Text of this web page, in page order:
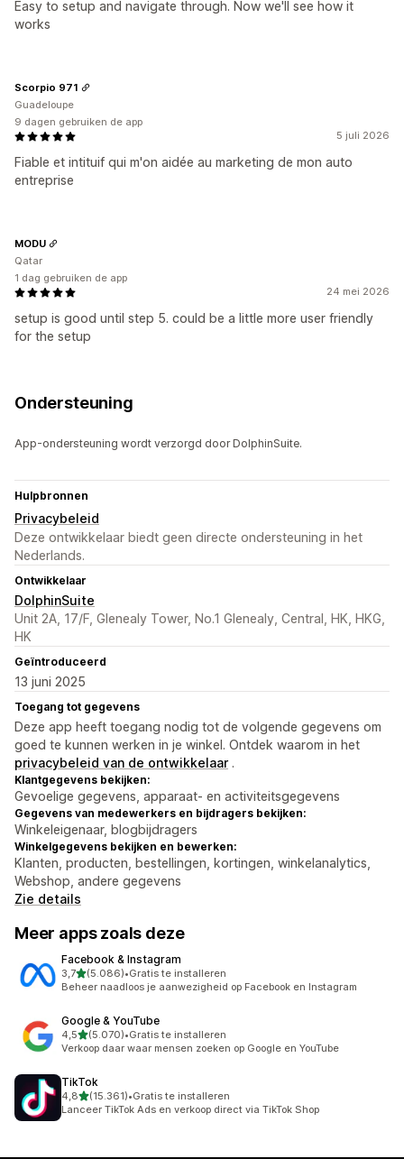
Easy to setup and navigate through. Now we'll see how it
works
5 juli 2026
Fiable et intituif qui m'on aidée au marketing de mon auto
entreprise
Scorpio 971
Guadeloupe
9 dagen gebruiken de app
24 mei 2026
setup is good until step 5. could be a little more user friendly
for the setup
MODU
Qatar
1 dag gebruiken de app
Ondersteuning
App-ondersteuning wordt verzorgd door DolphinSuite.
Hulpbronnen
Privacybeleid
Deze ontwikkelaar biedt geen directe ondersteuning in het
Nederlands.
Ontwikkelaar
DolphinSuite
Unit 2A, 17/F, Glenealy Tower, No.1 Glenealy, Central, HK, HKG,
HK
Geïntroduceerd
13 juni 2025
Toegang tot gegevens
Deze app heeft toegang nodig tot de volgende gegevens om
goed te kunnen werken in je winkel. Ontdek waarom in het
privacybeleid van de ontwikkelaar .
Klantgegevens bekijken:
Gevoelige gegevens, apparaat- en activiteitsgegevens
Gegevens van medewerkers en bijdragers bekijken:
Winkeleigenaar, blogbijdragers
Winkelgegevens bekijken en bewerken:
Klanten, producten, bestellingen, kortingen, winkelanalytics,
Webshop, andere gegevens
Zie details
Meer apps zoals deze
Facebook & Instagram
3,7van 5 sterren
(5.086)
5086 recensies in totaal
•Gratis te installeren
Beheer naadloos je aanwezigheid op Facebook en Instagram
Google & YouTube
4,5van 5 sterren
(5.070)
5070 recensies in totaal
•Gratis te installeren
Verkoop daar waar mensen zoeken op Google en YouTube
TikTok
4,8van 5 sterren
(15.361)
15361 recensies in totaal
•Gratis te installeren
Lanceer TikTok Ads en verkoop direct via TikTok Shop